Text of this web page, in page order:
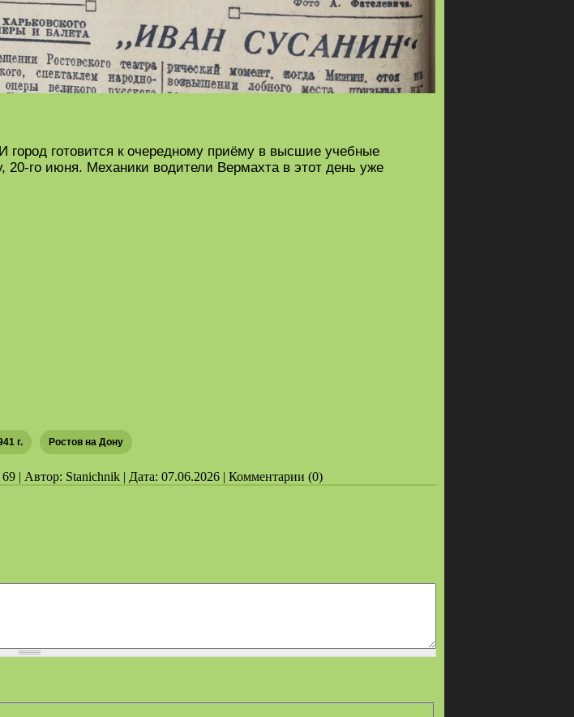
город готовится к очередному приёму в высшие учебные
го июня. Механики водители Вермахта в этот день уже
г. Ростов на Дону
| Автор: Stanichnik | Дата: 07.06.2026 | Комментарии (0)